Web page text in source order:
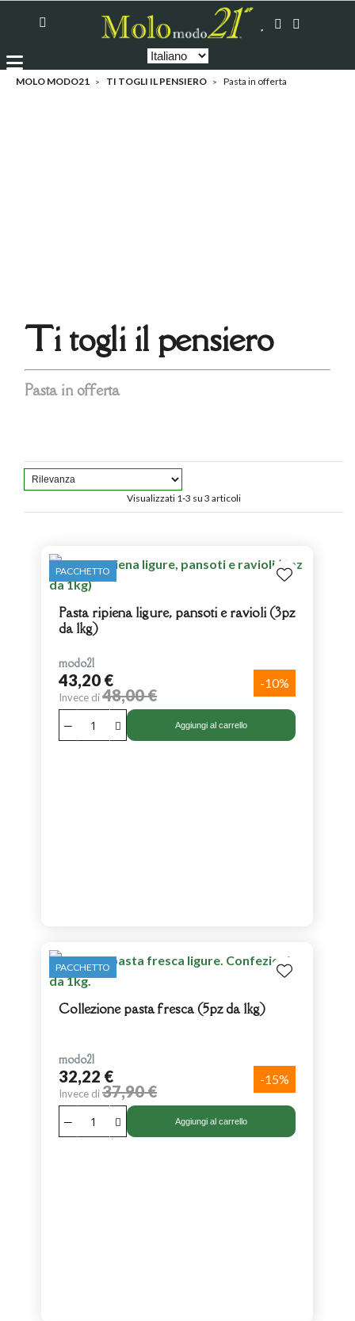
MOLO MODO21 TI TOGLI IL PENSIERO Pasta in offerta
Ti togli il pensiero
Pasta in offerta
Visualizzati 1-3 su 3 articoli
Pasta ripiena ligure, pansoti e ravioli (3pz
da 1kg)
modo21
43,20 €
Invece di48,00 €
-10%
Aggiungi al carrello
PACCHETTO
Collezione pasta fresca (5pz da 1kg)
modo21
32,22 €
Invece di37,90 €
-15%
Aggiungi al carrello
PACCHETTO